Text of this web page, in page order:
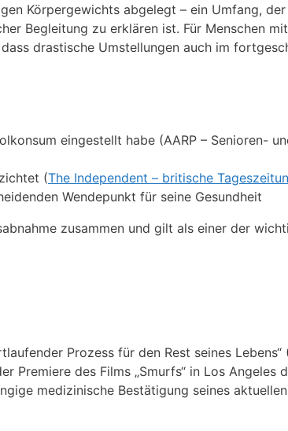
Körpergewichts abgelegt – ein Umfang, der
Begleitung zu erklären ist. Für Menschen
drastische Umstellungen auch im
eingestellt habe (AARP – Senioren-
(The Independent – britische
Wendepunkt für seine Gesundheit
zusammen und gilt als einer der
Prozess für den Rest seines Lebens“
Premiere des Films „Smurfs“ in Los Angeles
medizinische Bestätigung seines aktuellen